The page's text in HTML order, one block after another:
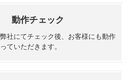
動作チェック
社にてチェック後、お客様にも動作
ていただきます。